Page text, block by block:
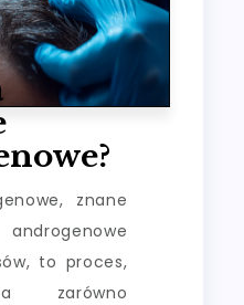
znane
to proces,
zarówno